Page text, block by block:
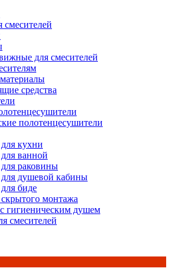
для смесителей
средства
полотенцесушители
кухни
ванной
раковины
душевой кабины
биде
монтажа
гигиеническим душем
смесителей